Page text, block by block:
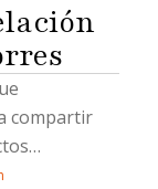
compartir